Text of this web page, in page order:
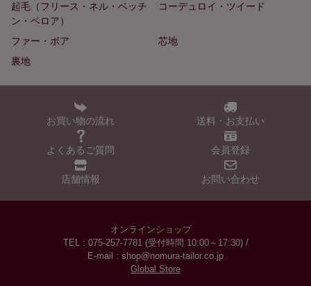
起毛（フリース・ネル・ベッチ
ン・ベロア）
コーデュロイ・ツイード
ファー・ボア
芯地
裏地
お買い物の流れ 送料・お支払い
よくあるご質問 会員登録
店舗情報 お問い合わせ
オンラインショップ
TEL : 075-257-7781 (受付時間 10:00～17:30) /
E-mail : shop@nomura-tailor.co.jp
Global Store